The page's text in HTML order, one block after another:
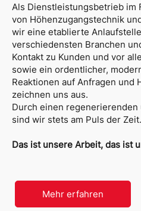
Als Dienstleistungsbetrieb im
von Höhenzugangstechnik
wir eine etablierte
verschiedensten Branchen
Kontakt zu Kunden und vor
sowie ein ordentlicher,
Reaktionen auf Anfragen und
zeichnen uns aus.
Durch einen
sind wir stets am Puls der Zeit.
Das ist unsere Arbeit, das ist
Mehr erfahren